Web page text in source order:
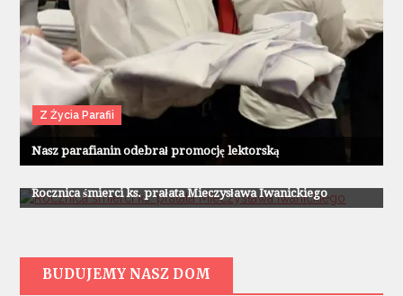
Z Życia Parafii
Nasz parafianin odebrał promocję lektorską
Z Życia Parafii
Rocznica śmierci ks. prałata Mieczysława Iwanickiego
BUDUJEMY NASZ DOM